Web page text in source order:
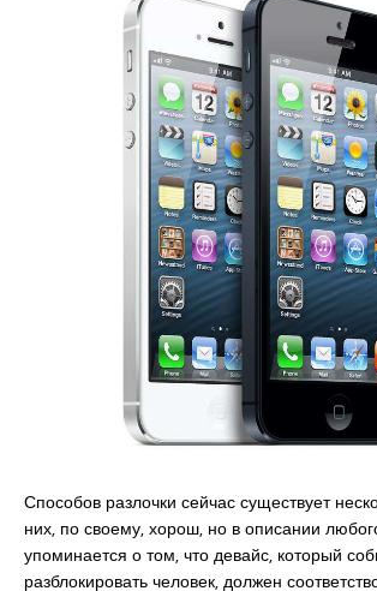
Способов разлочки сейчас существует
них, по своему, хорош, но в описании
упоминается о том, что девайс, который
разблокировать человек, должен